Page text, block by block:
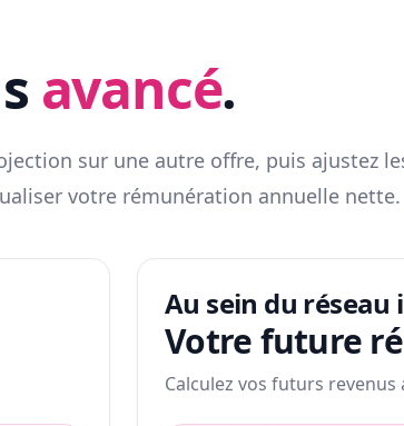
avancé.
sur une autre offre, puis ajustez
votre rémunération annuelle nette.
Au sein du
Votre future
Calculez vos futurs revenus